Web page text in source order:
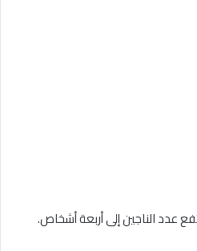
عدد الناجين إلى أربعة أشخاص.